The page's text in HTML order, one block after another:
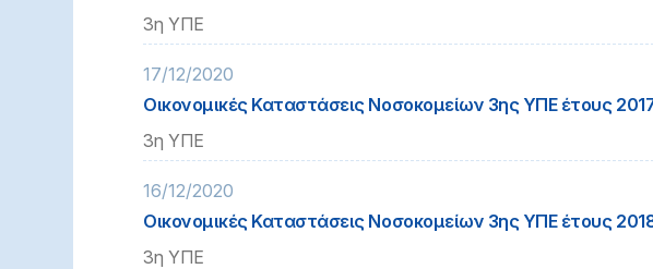
3η ΥΠΕ
17/12/2020
Οικονομικές Καταστάσεις Νοσοκομείων 3ης ΥΠΕ έτους
3η ΥΠΕ
16/12/2020
Οικονομικές Καταστάσεις Νοσοκομείων 3ης ΥΠΕ έτους
3η ΥΠΕ